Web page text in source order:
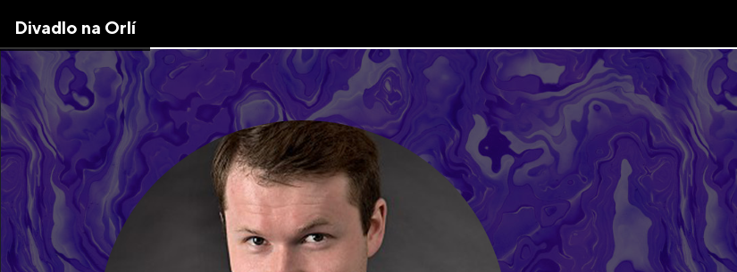
the
content
Divadlo na Orlí